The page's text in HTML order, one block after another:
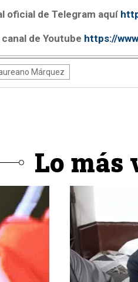
oficial de Telegram aquí
de Youtube https://
Márquez
Lo más